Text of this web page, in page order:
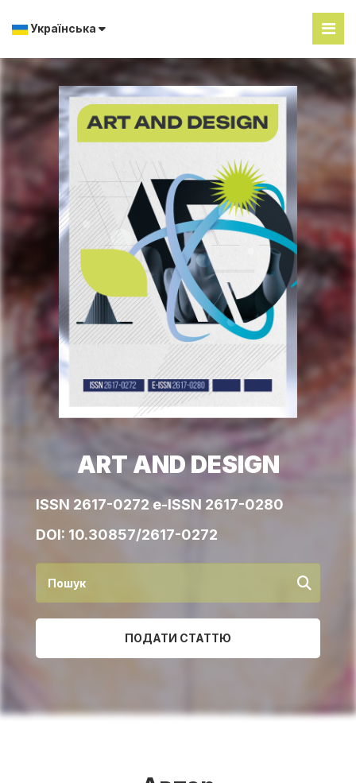
Українська
ART AND DESIGN
ISSN 2617-0272 e-ISSN 2617-0280
DOI: 10.30857/2617-0272
ПОДАТИ СТАТТЮ